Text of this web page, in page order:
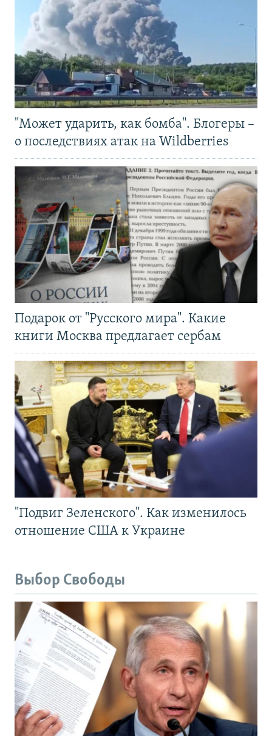
"Может ударить, как бомба". Блогеры –
о последствиях атак на Wildberries
Подарок от "Русского мира". Какие
книги Москва предлагает сербам
"Подвиг Зеленского". Как изменилось
отношение США к Украине
Выбор Свободы